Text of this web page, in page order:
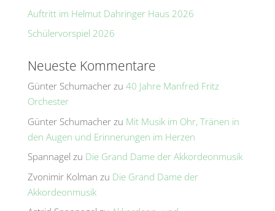
Auftritt im Helmut Dahringer Haus 2026
Schülervorspiel 2026
Neueste Kommentare
Günter Schumacherzu 40 Jahre Manfred Fritz
Orchester
Günter Schumacherzu Mit Musik im Ohr, Tränen in
den Augen und Erinnerungen im Herzen
Spannagel zu Die Grand Dame der Akkordeonmusik
Zvonimir Kolman zu Die Grand Dame der
Akkordeonmusik